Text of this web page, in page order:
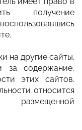
получение
на другие сайты.
за содержание,
этих сайтов.
относится